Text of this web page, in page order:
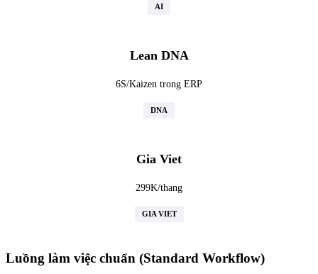
AI
Lean DNA
6S/Kaizen trong ERP
DNA
Gia Viet
299K/thang
GIA VIET
Luồng làm việc chuẩn (Standard Workflow)